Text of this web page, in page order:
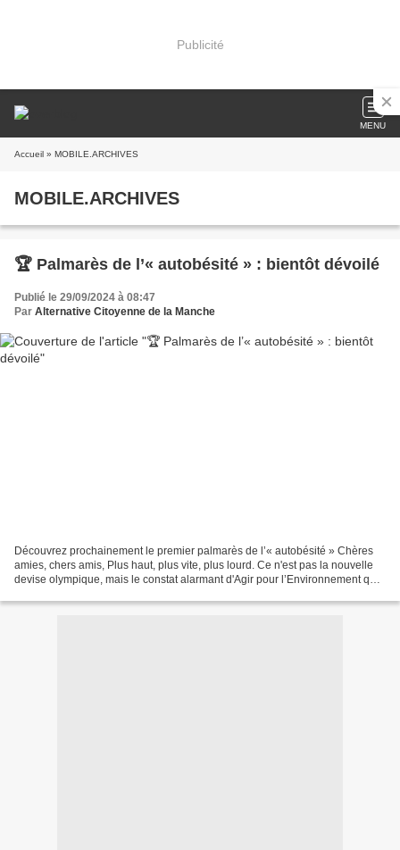
Publicité
MENU
Accueil » MOBILE.ARCHIVES
MOBILE.ARCHIVES
🏆 Palmarès de l’« autobésité » : bientôt dévoilé
Publié le 29/09/2024 à 08:47
Par Alternative Citoyenne de la Manche
Découvrez prochainement le premier palmarès de l’« autobésité » Chères
amies, chers amis, Plus haut, plus vite, plus lourd. Ce n'est pas la nouvelle
devise olympique, mais le constat alarmant d'Agir pour l’Environnement qui